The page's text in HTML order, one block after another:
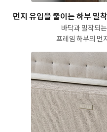
먼지 유입을 줄이는하부 밀
바닥과 밀착되
프레임 하부의 먼